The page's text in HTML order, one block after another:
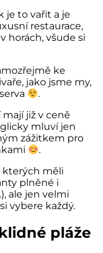
je to vařit a je
restaurace,
horách, všude si
ke
jako jsme my,
.
již v ceně
mluví jen
zážitkem pro
.
kterých měli
plněné i
ale jen velmi
vybere každý.
pláže